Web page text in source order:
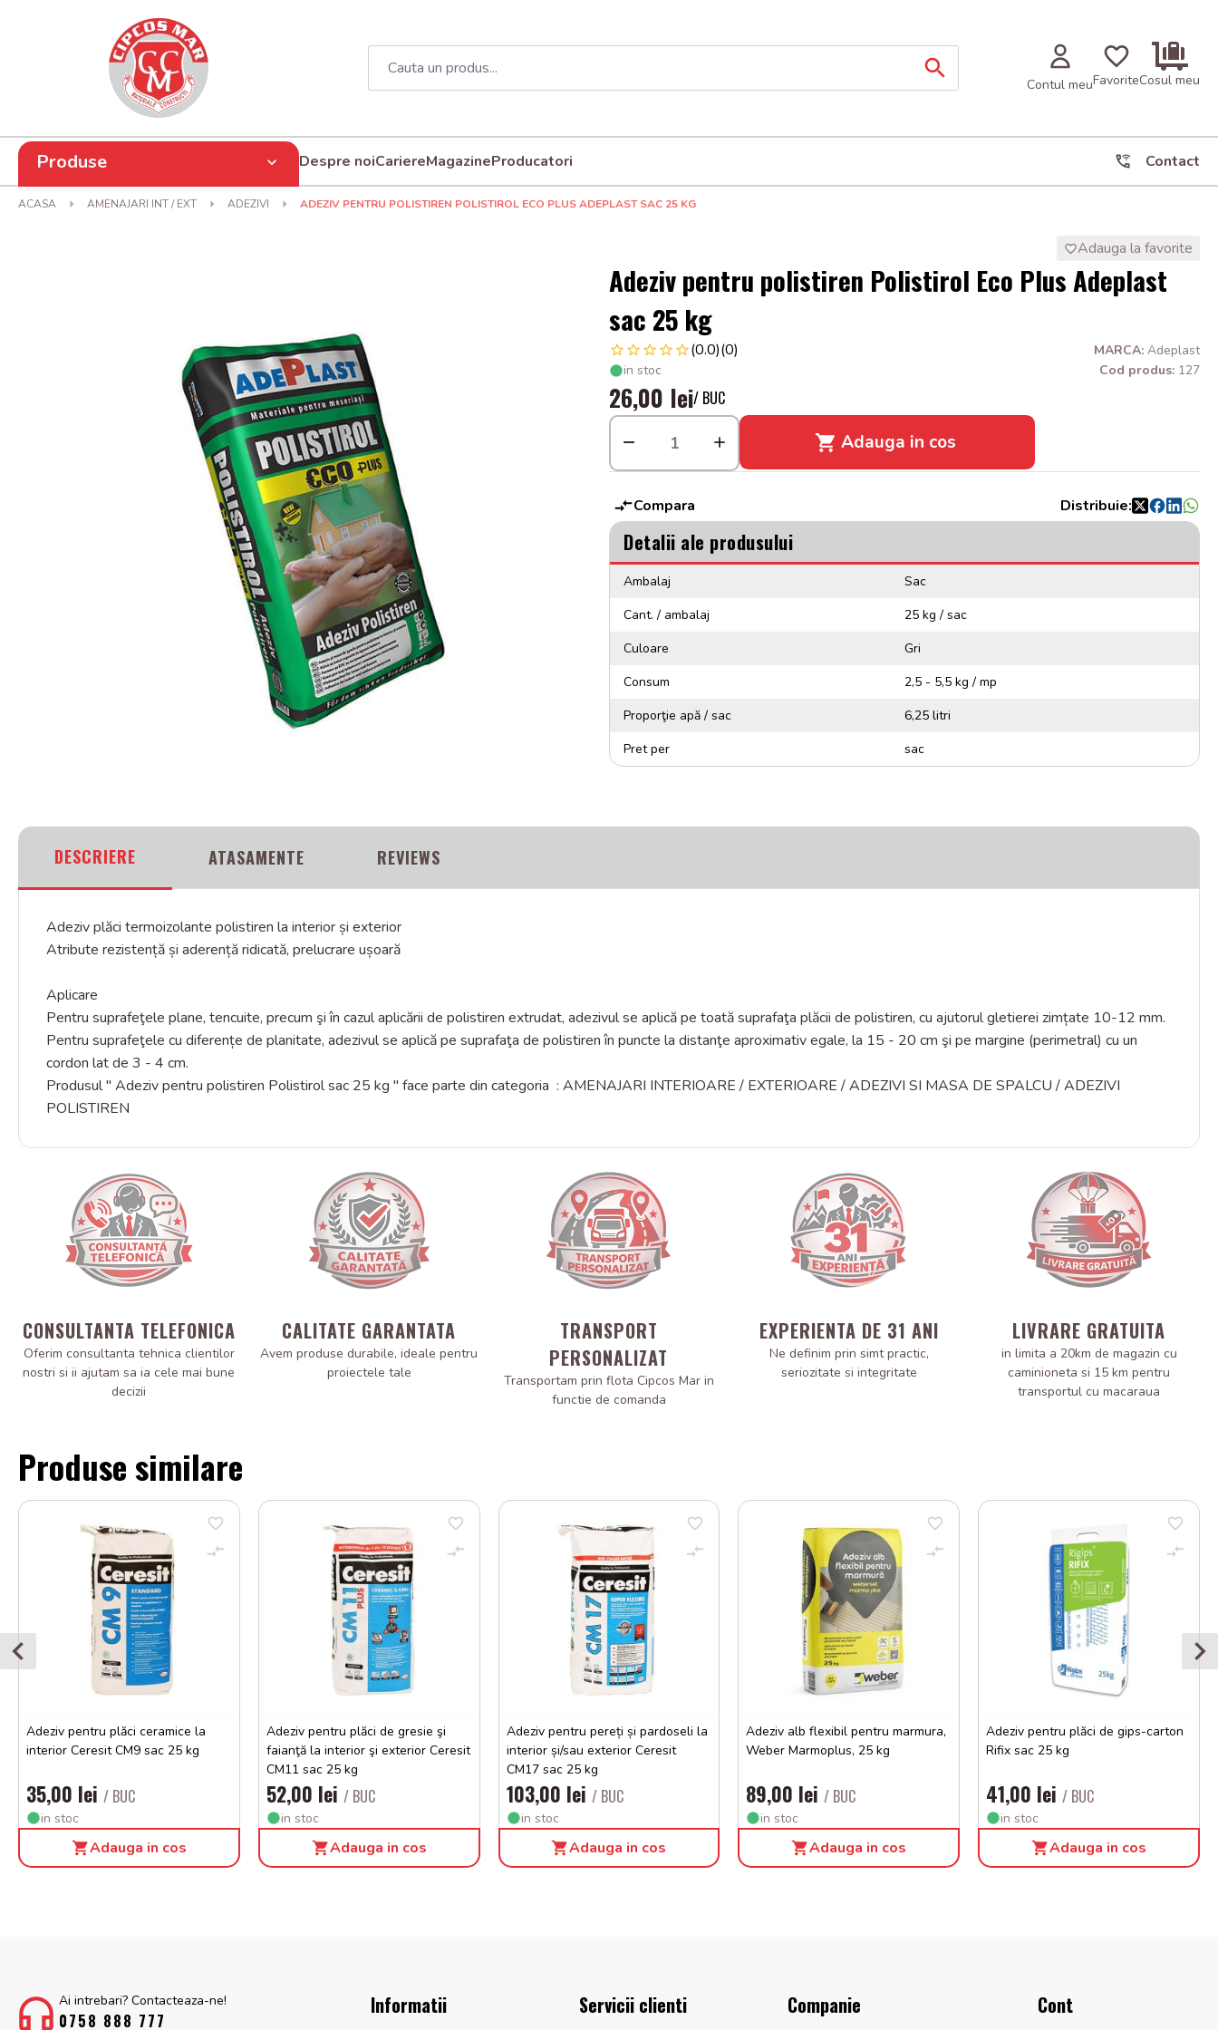
Contul meuFavoriteCosul meu
Produse Despre noiCariereMagazineProducatori Contact
ACASA AMENAJARI INT / EXT ADEZIVI ADEZIV PENTRU POLISTIREN POLISTIROL ECO PLUS ADEPLAST SAC 25 KG
Adauga la favorite
Adeziv pentru polistiren Polistirol Eco Plus Adeplast
sac 25 kg
(0.0)(0) MARCA: Adeplast
in stoc
Cod produs: 127
26,00 lei/ BUC
Adauga in cos
Compara Distribuie:
Detalii ale produsului
Ambalaj
Sac
Cant. / ambalaj
25 kg / sac
Culoare
Gri
Consum
2,5 - 5,5 kg / mp
Proporţie apă / sac
6,25 litri
Pret per
sac
DESCRIERE ATASAMENTE REVIEWS
Adeziv plăci termoizolante polistiren la interior și exterior
Atribute rezistență și aderență ridicată, prelucrare ușoară
Aplicare
Pentru suprafeţele plane, tencuite, precum şi în cazul aplicării de polistiren extrudat, adezivul se aplică pe toată suprafaţa plăcii de polistiren, cu ajutorul gletierei zimțate 10-12 mm.
Pentru suprafeţele cu diferențe de planitate, adezivul se aplică pe suprafaţa de polistiren în puncte la distanţe aproximativ egale, la 15 - 20 cm şi pe margine (perimetral) cu un
cordon lat de 3 - 4 cm.
Produsul " Adeziv pentru polistiren Polistirol sac 25 kg " face parte din categoria : AMENAJARI INTERIOARE / EXTERIOARE / ADEZIVI SI MASA DE SPALCU / ADEZIVI
POLISTIREN
CONSULTANTA TELEFONICA
Oferim consultanta tehnica clientilor
nostri si ii ajutam sa ia cele mai bune
decizii
CALITATE GARANTATA
Avem produse durabile, ideale pentru
proiectele tale
TRANSPORT
PERSONALIZAT
Transportam prin flota Cipcos Mar in
functie de comanda
EXPERIENTA DE 31 ANI
Ne definim prin simt practic,
seriozitate si integritate
LIVRARE GRATUITA
in limita a 20km de magazin cu
caminioneta si 15 km pentru
transportul cu macaraua
Produse similare
Adeziv pentru plăci ceramice la
interior Ceresit CM9 sac 25 kg
35,00 lei / BUC
in stoc
Adauga in cos
Adeziv pentru plăci de gresie şi
faianţă la interior şi exterior Ceresit
CM11 sac 25 kg
52,00 lei / BUC
in stoc
Adauga in cos
Adeziv pentru pereți și pardoseli la
interior și/sau exterior Ceresit
CM17 sac 25 kg
103,00 lei / BUC
in stoc
Adauga in cos
Adeziv alb flexibil pentru marmura,
Weber Marmoplus, 25 kg
89,00 lei / BUC
in stoc
Adauga in cos
Adeziv pentru plăci de gips-carton
Rifix sac 25 kg
41,00 lei / BUC
in stoc
Adauga in cos
Ai intrebari? Contacteaza-ne!
0758 888 777
Informatii Servicii clienti Companie Cont